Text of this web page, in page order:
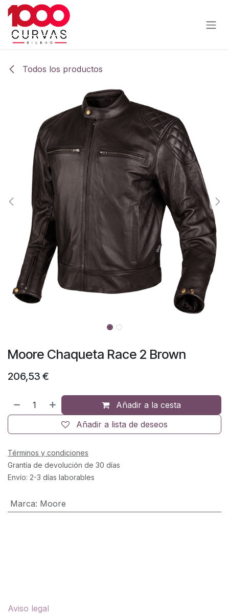
Ir al contenido
Todos los productos
Moore Chaqueta Race 2 Brown
206,53 €
Añadir a la cesta
Añadir a lista de deseos
Términos y condiciones
Grantía de devolución de 30 días
Envío: 2-3 días laborables
Marca: Moore
Aviso legal